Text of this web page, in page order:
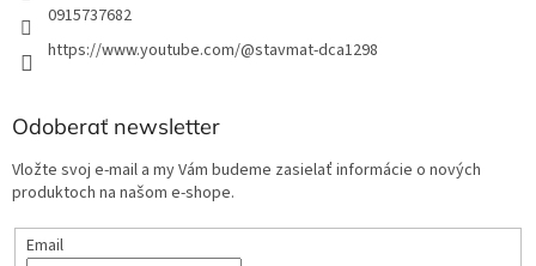
0915737682
https://www.youtube.com/@stavmat-dca1298
Odoberať newsletter
Vložte svoj e-mail a my Vám budeme zasielať informácie o nových
produktoch na našom e-shope.
Email